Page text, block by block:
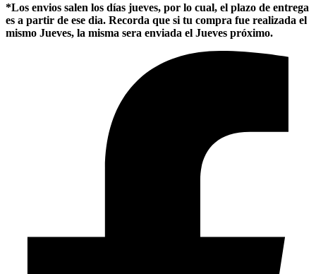
*Los envios salen los días jueves, por lo cual, el plazo de entrega
es a partir de ese dia. Recorda que si tu compra fue realizada el
mismo Jueves, la misma sera enviada el Jueves próximo.